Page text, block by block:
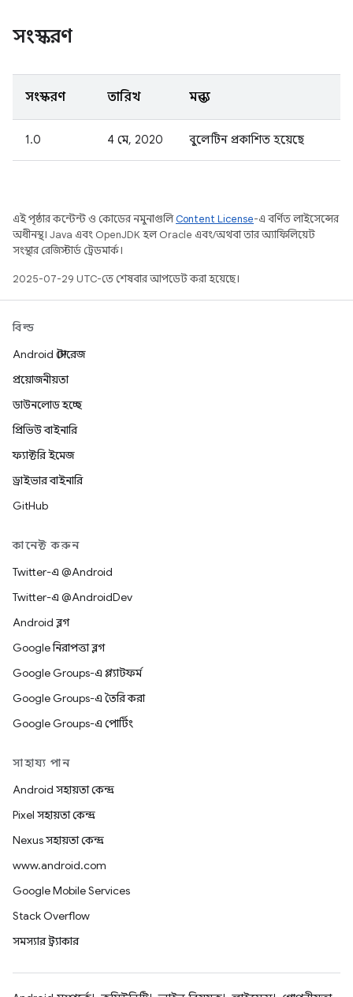
সংস্করণ
সংস্করণ তারিখ মন্তব্য
1.0 4 মে, 2020 বুলেটিন প্রকাশিত হয়েছে
এই পৃষ্ঠার কন্টেন্ট ও কোডের নমুনাগুলিContent License-এ বর্ণিত লাইসেন্সের
অধীনস্থ। Java এবং OpenJDK হল Oracle এবং/অথবা তার অ্যাফিলিয়েট
সংস্থার রেজিস্টার্ড ট্রেডমার্ক।
2025-07-29 UTC-তে শেষবার আপডেট করা হয়েছে।
বিল্ড
Android স্টোরেজ
প্রয়োজনীয়তা
ডাউনলোড হচ্ছে
প্রিভিউ বাইনারি
ফ্যাক্টরি ইমেজ
ড্রাইভার বাইনারি
GitHub
কানেক্ট করুন
Twitter-এ @Android
Twitter-এ @AndroidDev
Android ব্লগ
Google নিরাপত্তা ব্লগ
Google Groups-এ প্ল্যাটফর্ম
Google Groups-এ তৈরি করা
Google Groups-এ পোর্টিং
সাহায্য পান
Android সহায়তা কেন্দ্র
Pixel সহায়তা কেন্দ্র
Nexus সহায়তা কেন্দ্র
www.android.com
Google Mobile Services
Stack Overflow
সমস্যার ট্র্যাকার